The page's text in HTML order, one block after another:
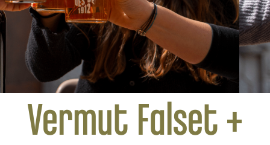
Vermut Falset +